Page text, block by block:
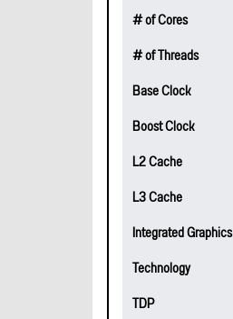
# of Cores
# of Threads
Base Clock
Boost Clock
L2 Cache
L3 Cache
Integrated Graphics
Technology
TDP